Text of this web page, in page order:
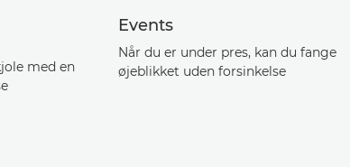
med en
Events
Når du er under pres, kan du fange
øjeblikket uden forsinkelse